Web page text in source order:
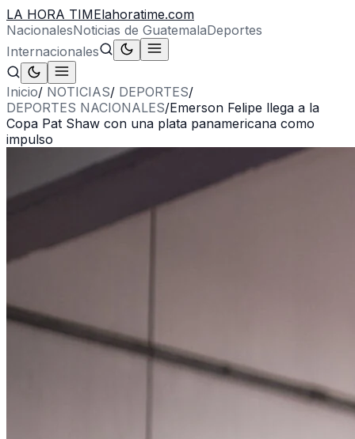
LA HORA TIMElahoratime.com
NacionalesNoticias de GuatemalaDeportes
Internacionales
Inicio/ NOTICIAS/ DEPORTES/
DEPORTES NACIONALES/Emerson Felipe llega a la
Copa Pat Shaw con una plata panamericana como
impulso